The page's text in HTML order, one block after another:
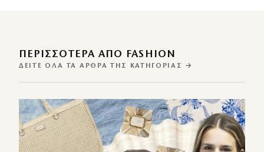
ΠΕΡΙΣΣΌΤΕΡΑ ΑΠΌ FASHION
ΔΕΊΤΕ ΌΛΑ ΤΑ ΆΡΘΡΑ ΤΗΣ ΚΑΤΗΓΟΡΊΑΣ →